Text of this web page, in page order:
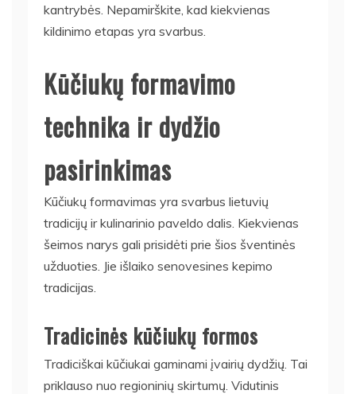
kantrybės. Nepamirškite, kad kiekvienas
kildinimo etapas yra svarbus.
Kūčiukų formavimo
technika ir dydžio
pasirinkimas
Kūčiukų formavimas yra svarbus lietuvių
tradicijų ir kulinarinio paveldo dalis. Kiekvienas
šeimos narys gali prisidėti prie šios šventinės
užduoties. Jie išlaiko senovesines kepimo
tradicijas.
Tradicinės kūčiukų formos
Tradiciškai kūčiukai gaminami įvairių dydžių. Tai
priklauso nuo regioninių skirtumų. Vidutinis